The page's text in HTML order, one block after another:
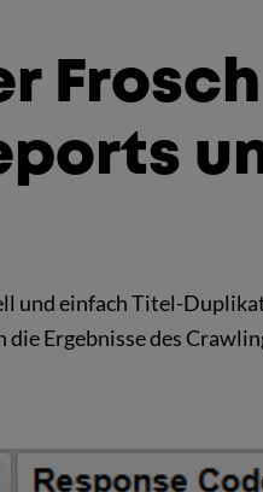
und einfach Titel-
Ergebnisse des